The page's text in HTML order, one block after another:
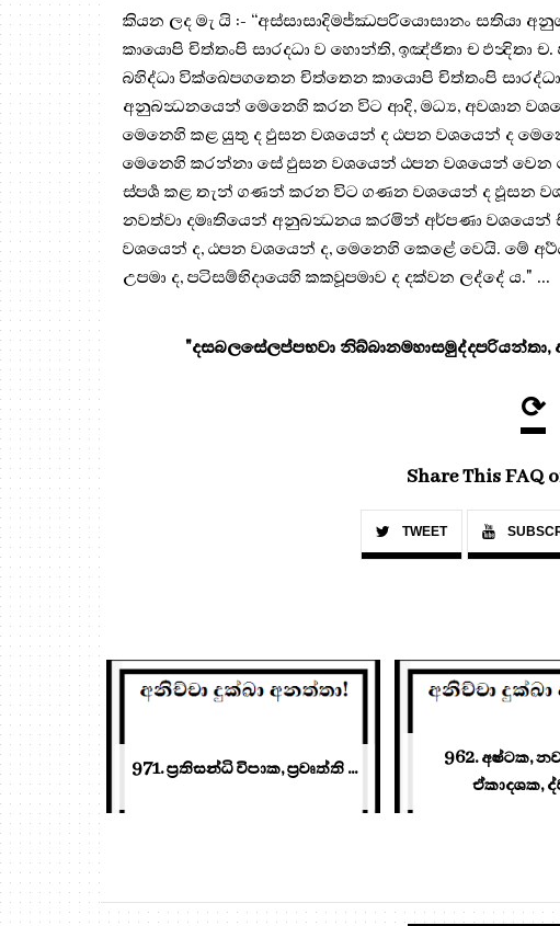
කියන ලද මැ යි :- “අස්සාසාදිමජ්ඣපරියොසානං
කායොපි චිත්තංපි සාරදධා ව හොන්ති, ඉඤ්ජිතා ච ඵන්‍දිතා
බහිද්ධා වික්ඛෙපගතෙන චිත්තෙන කායොපි චිත්තංපි
අනුබන්‍ධනයෙන් මෙනෙහි කරන විට ආදි, මධ්‍ය, අවශාන
මෙනෙහි කළ යුතු ද ඵුසන වශයෙන් ද ඨපන වශයෙන් ද
මෙනෙහි කරන්නා සේ ඵුසන වශයෙන් ඨපන වශයෙන් වෙන
ස්පර්‍ශ කළ තැන් ගණන් කරන විට ගණන වශයෙන් ද ඵූසන
නවත්වා දමෘතියෙන් අනුබන්‍ධනය කරමින් අර්පණා
වශයෙන් ද, ඨපන වශයෙන් ද, මෙනෙහි කෙළේ වෙයි. මේ
උපමා ද, පටිසම්භිදායෙහි කකවූපමාව ද දක්වන ලද්දේ ය." ...
"දසබලසේලප්පභවා
⟳
Share This FAQ
TWEET
971. ප්‍රතිසන්ධි විපාක, ප්‍රවෘත්ති ...
962. අෂ්ටක,
ඒකාදශක,